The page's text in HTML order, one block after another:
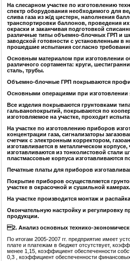
На слесарном участке по изготовлению
спектр оборудования необходимого для
слива газа из ж/д цистерн, наполнения
транспортировки баллонов, проведения
окраски и заканчивая подготовкой
различные типы объемно-блочных ГРП и
заводской готовности с установленным
прошедшие испытания согласно
Основным материалом при изготовлении
различного сортамента: круги,
сталь, трубы.
Объемно-блочные ГРП покрываются
Основными операциями при изготовлении
Все изделия покрываются грунтовками
гальванопокрытий, покрываются по
изготовляемое на участке, проходит
На участке по изготовлению приборов
концентрации газа, сигнализаторы
счетчик с электронным корректором,
изготавливается в металлическом
изготавливаются из тонколистовой стали
пластмассовые корпуса изготавливаются
Печатные платы для приборов
Покрытие приборов осуществляется
участке в окрасочной и сушильной камерах.
На участке производится монтаж и
Окончательную настройку и регулировку
продукции.
2. Анализ основных технико-
По итогам 2005-2007 гг. предприятие имеет
плате и платежам в бюджет отсутствует,
менее 1,15, коэффициент обеспеченности
0,3 , коэффициент обеспеченности